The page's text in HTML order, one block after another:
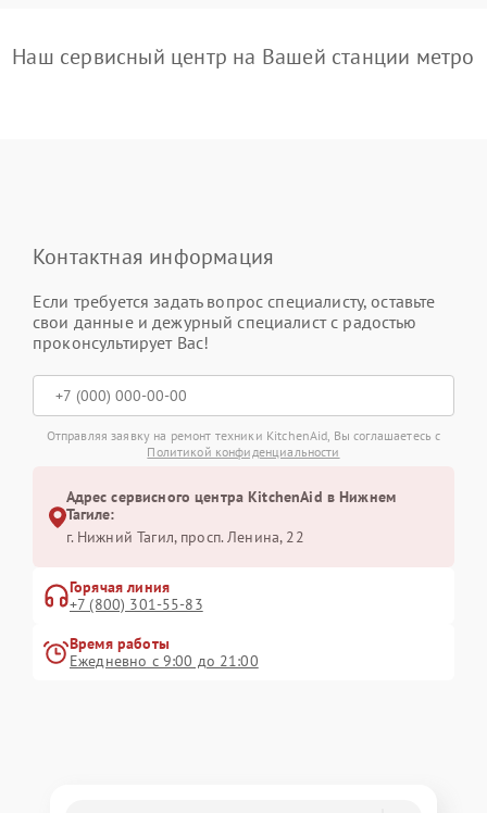
Наш сервисный центр на Вашей станции метро
Контактная информация
Если требуется задать вопрос специалисту, оставьте
свои данные и дежурный специалист с радостью
проконсультирует Вас!
Отправляя заявку на ремонт техники KitchenAid, Вы соглашаетесь с
Политикой конфиденциальности
Адрес сервисного центра KitchenAid в Нижнем
Тагиле:
г. Нижний Тагил, просп. Ленина, 22
Горячая линия
+7 (800) 301-55-83
Время работы
Ежедневно с 9:00 до 21:00